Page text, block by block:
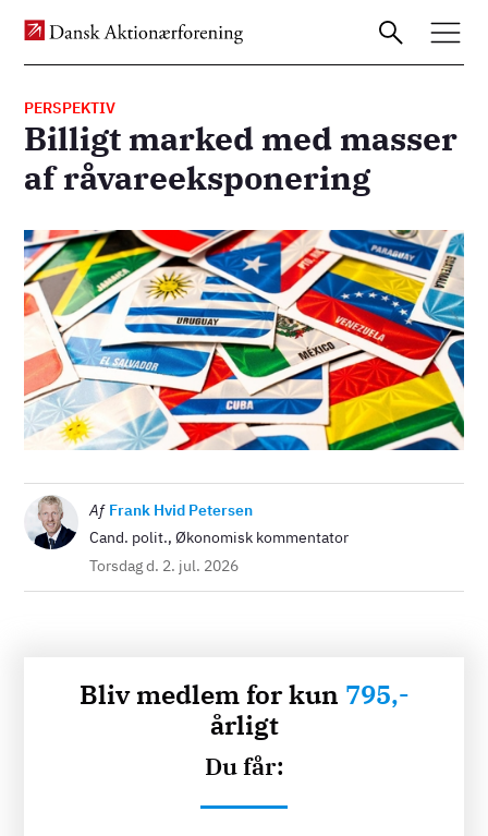
Gå
til
PERSPEKTIV
Billigt marked med masser
af råvareeksponering
Billede
Billede Af Frank Hvid Petersen
Cand. polit., Økonomisk kommentator
Torsdag d. 2. jul. 2026
Bliv medlem for kun 795,-
årligt
Du får: